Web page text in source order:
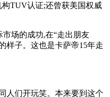
TUV认证;还曾获美国权威
场的成功,在“走出朋友
样子。这也是卡萨帝15年走
人们开玩笑。本来要到这个